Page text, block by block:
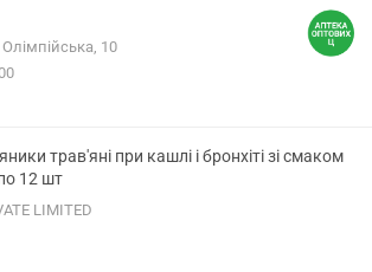
10
трав'яні при кашлі і бронхіті зі смаком
12 шт
LIMITED